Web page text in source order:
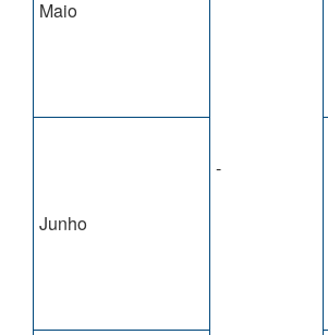
-
Maio
Junho